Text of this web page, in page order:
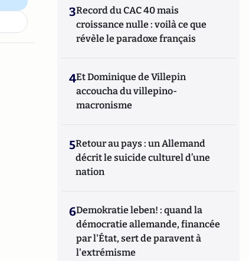
3Record du CAC 40 mais
croissance nulle : voilà ce que
révèle le paradoxe français
4Et Dominique de Villepin
accoucha du villepino-
macronisme
5Retour au pays : un Allemand
décrit le suicide culturel d’une
nation
6Demokratie leben! : quand la
démocratie allemande, financée
par l'État, sert de paravent à
l'extrémisme